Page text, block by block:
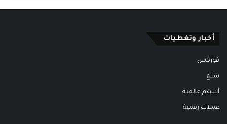
أخبار وتغطيات
فوركس
سلع
أسهم عالمية
عملات رقمية